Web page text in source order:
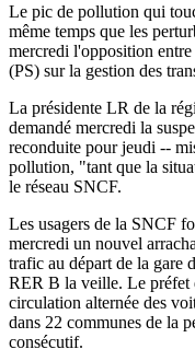
Le pic de pollution qui
même temps que les
mercredi l'opposition
(PS) sur la gestion des
La présidente LR de la
demandé mercredi la
reconduite pour jeudi --
pollution, "tant que la
le réseau SNCF.
Les usagers de la SNCF
mercredi un nouvel
trafic au départ de la gare
RER B la veille. Le préfet
circulation alternée des
dans 22 communes de la
consécutif.